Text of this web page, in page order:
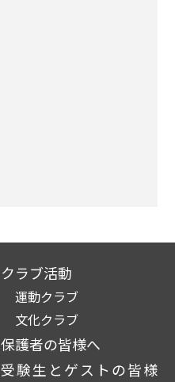
クラブ活動
運動クラブ
文化クラブ
保護者の皆様へ
受験生とゲストの皆様